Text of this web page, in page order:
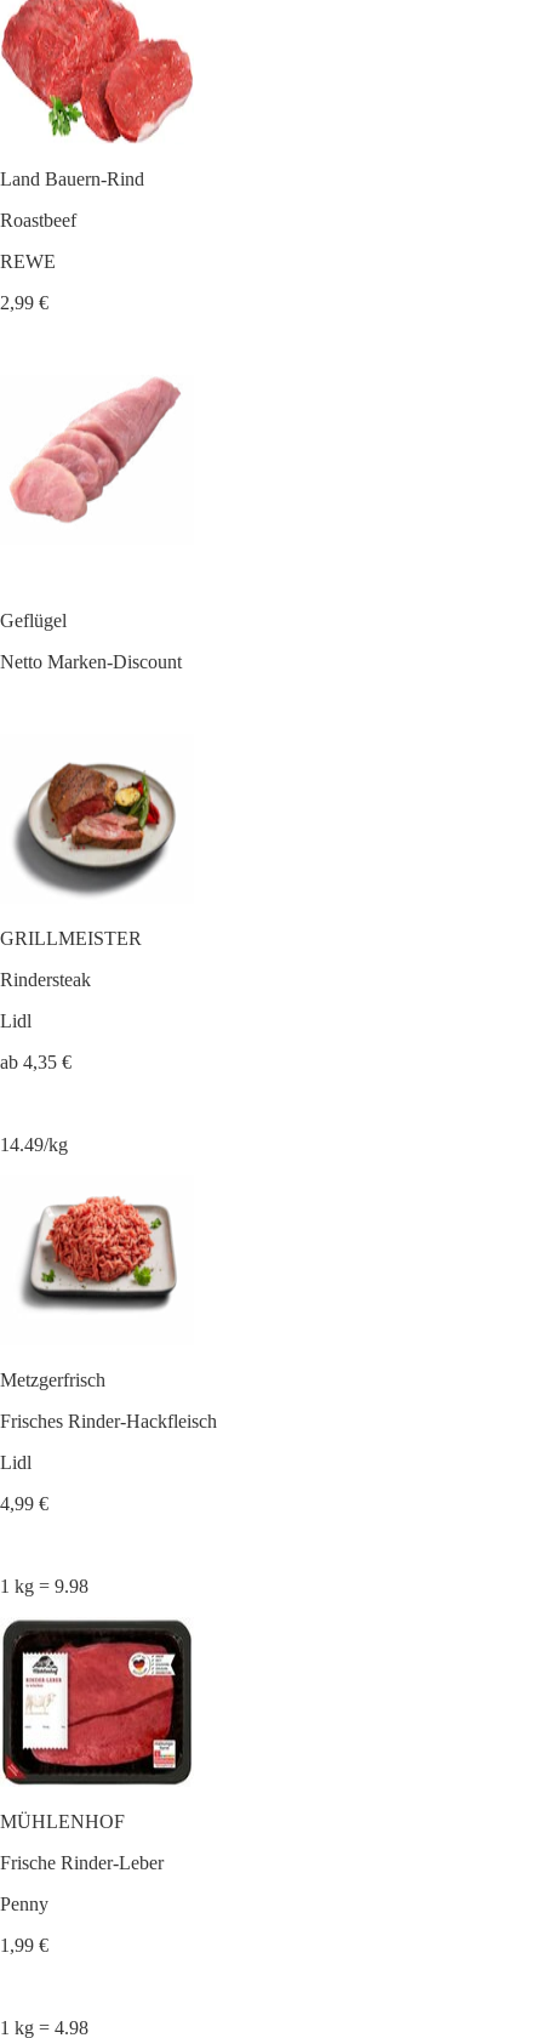
Land Bauern-Rind
Roastbeef
REWE
2,99 €
Geflügel
Netto Marken-Discount
GRILLMEISTER
Rindersteak
Lidl
ab 4,35 €
14.49/kg
Metzgerfrisch
Frisches Rinder-Hackfleisch
Lidl
4,99 €
1 kg = 9.98
MÜHLENHOF
Frische Rinder-Leber
Penny
1,99 €
1 kg = 4.98